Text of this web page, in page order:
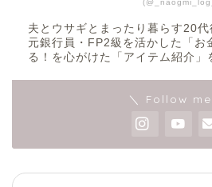
夫とウサギとまったり暮らす20代
元銀行員・FP2級を活かした「お
る！を心がけた「アイテム紹介」
＼ Follow me